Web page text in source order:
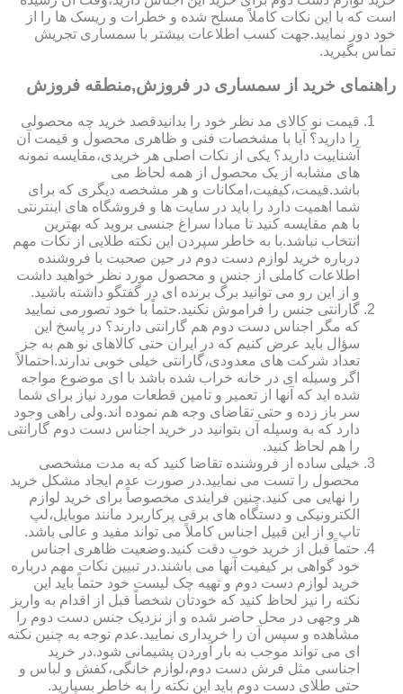
است که با این نکات کاملاً مسلح شده و خطرات و ریسک ها را از
خود دور نمایید.جهت کسب اطلاعات بیشتر با سمساری تجریش
تماس بگیرید.
راهنمای خرید از سمساری در فروزش,منطقه فروزش
قیمت نو کالای مد نظر خود را بدانیدقصد خرید چه محصولی
را دارید؟ آیا با مشخصات فنی و ظاهری محصول و قیمت آن
آشناییت دارید؟ یکی از نکات اصلی هر خریدی،مقایسه نمونه
های مشابه از یک محصول از همه لحاظ می
باشد.قیمت،کیفیت،امکانات و هر مشخصه دیگری که برای
شما اهمیت دارد را باید در سایت ها و فروشگاه های اینترنتی
با هم مقایسه کنید تا مبادا سراغ جنسی بروید که بهترین
انتخاب نباشد.با به خاطر سپردن این نکته طلایی از نکات مهم
درباره خرید لوازم دست دوم در حین صحبت با فروشنده
اطلاعات کاملی از جنس و محصول مورد نظر خواهید داشت
و از این رو می توانید برگ برنده ای در گفتگو داشته باشید.
گارانتی جنس را فراموش نکنید.حتماً با خود تصورمی نمایید
که مگر اجناس دست دوم هم گارانتی دارند؟ در پاسخ این
سؤال باید عرض کنیم که در ایران حتی کالاهای نو هم به جز
تعداد شرکت های معدودی،گارانتی خیلی خوبی ندارند.احتمالاً
اگر وسیله ای در خانه خراب شده باشد با ای موضوع مواجه
شده اید که آنها از تعمیر و تامین قطعات مورد نیاز برای شما
سر باز زده و حتی تقاضای وجه هم نموده اند.ولی راهی وجود
دارد که به وسیله آن بتوانید در خرید اجناس دست دوم گارانتی
را هم لحاظ کنید.
خیلی ساده از فروشنده تقاضا کنید که به مدت مشخصی
محصول را تست می نمایید.در صورت عدم ایجاد مشکل خرید
را نهایی می کنید.چنین فرایندی مخصوصاً برای خرید لوازم
الکترونیکی و دستگاه های برقی پرکاربرد مانند موبایل،لپ
تاپ و از این قبیل اجناس کاملاً می تواند مفید و عالی باشد.
حتماً قبل از خرید خوب دقت کنید.وضعیت ظاهری اجناس
خود گواهی بر کیفیت آنها می باشند.در تبیین نکات مهم درباره
خرید لوازم دست دوم و تهیه چک لیست خود حتماً باید این
نکته را نیز لحاظ کنید که خودتان شخصاً قبل از اقدام به واریز
هر وجهی در محل حاضر شده و از نزدیک جنس دست دوم را
مشاهده و سپس آن را خریداری نمایید.عدم توجه به چنین نکته
ای می تواند موجب به بار آوردن پشیمانی شود.در خرید
اجناسی مثل فرش دست دوم،لوازم خانگی،کفش و لباس و
حتی طلای دست دوم باید این نکته را به خاطر بسپارید.